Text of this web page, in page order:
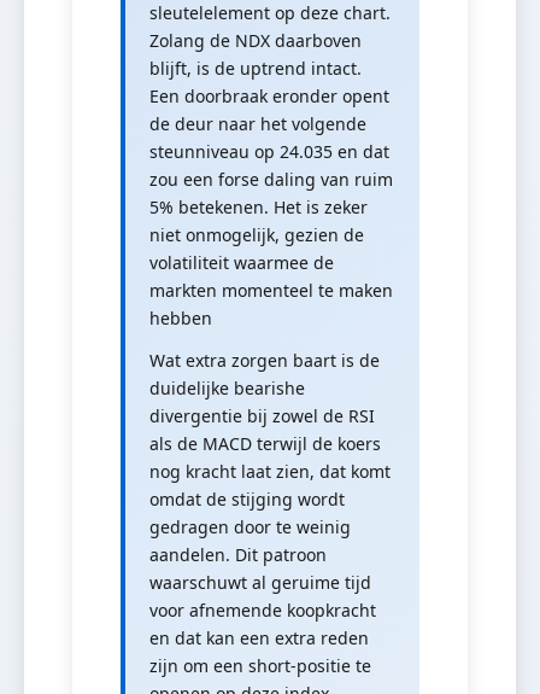
sleutelelement op deze chart.
Zolang de NDX daarboven
blijft, is de uptrend intact.
Een doorbraak eronder opent
de deur naar het volgende
steunniveau op 24.035 en dat
zou een forse daling van ruim
5% betekenen. Het is zeker
niet onmogelijk, gezien de
volatiliteit waarmee de
markten momenteel te maken
hebben
Wat extra zorgen baart is de
duidelijke bearishe
divergentie bij zowel de RSI
als de MACD terwijl de koers
nog kracht laat zien, dat komt
omdat de stijging wordt
gedragen door te weinig
aandelen. Dit patroon
waarschuwt al geruime tijd
voor afnemende koopkracht
en dat kan een extra reden
zijn om een short-positie te